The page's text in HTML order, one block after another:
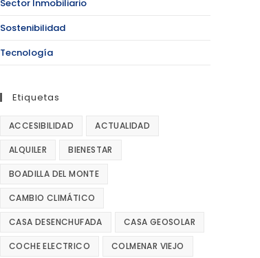
Sector Inmobiliario
Sostenibilidad
Tecnología
Etiquetas
ACCESIBILIDAD ACTUALIDAD
ALQUILER BIENESTAR
BOADILLA DEL MONTE
CAMBIO CLIMÁTICO
CASA DESENCHUFADA CASA GEOSOLAR
COCHE ELECTRICO COLMENAR VIEJO